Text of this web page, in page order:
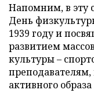
Напомним, в эту
День
1939 году и
развитием
культуры –
активного